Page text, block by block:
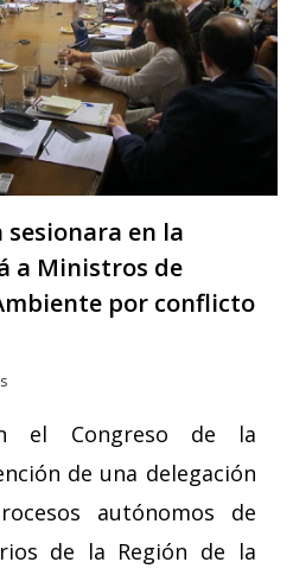
sesionara en la
a Ministros de
por conflicto
el Congreso de la
de una delegación
autónomos de
de la Región de la